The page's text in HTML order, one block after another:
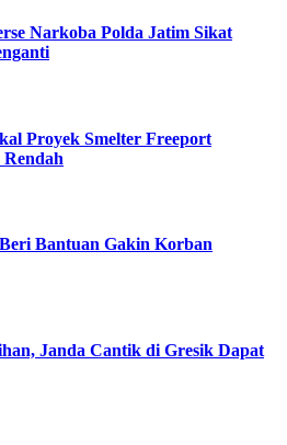
Narkoba Polda Jatim Sikat
Proyek Smelter Freeport
Bantuan Gakin Korban
Janda Cantik di Gresik Dapat